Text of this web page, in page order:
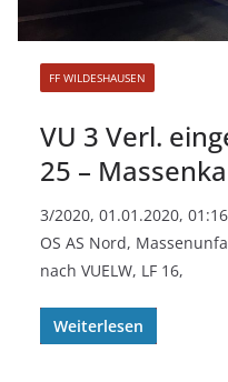
FF WILDESHAUSEN
VU 3 Verl.
25 –
3/2020, 01.01.2020,
OS AS Nord,
nach VUELW, LF 16,
Weiterlesen